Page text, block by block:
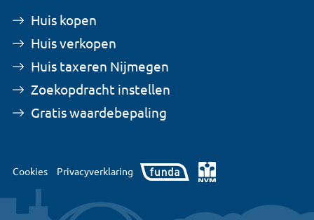
Huis kopen
Huis verkopen
Huis taxeren Nijmegen
Zoekopdracht instellen
Gratis waardebepaling
Cookies Privacyverklaring